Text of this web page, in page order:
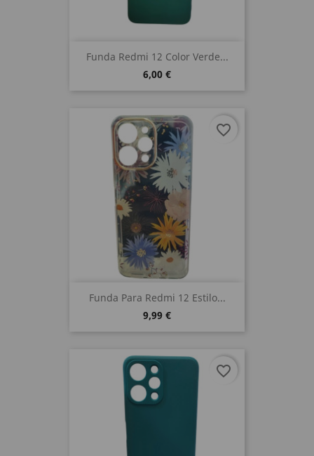
Funda Redmi 12 Color Verde...
6,00 €
Funda Para Redmi 12 Estilo...
9,99 €
favorite_border
favorite_border